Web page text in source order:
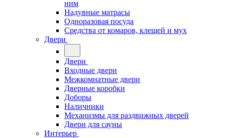
ним
Надувные матрасы
Одноразовая посуда
Средства от комаров, клещей и мух
Двери
Двери
Входные двери
Межкомнатные двери
Дверные коробки
Доборы
Наличники
Механизмы для раздвижных дверей
Двери для сауны
Интерьер